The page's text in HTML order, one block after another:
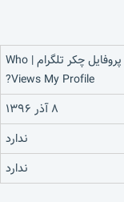
ربات پروفایل چکر تلگرام | Who
Views My Profile?
۸ آذر ۱۳۹۶
ندارد
ندارد